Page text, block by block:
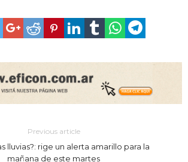
Previous article
lluvias?: rige un alerta amarillo para la
mañana de este martes